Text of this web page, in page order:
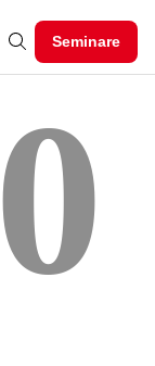
Seminare